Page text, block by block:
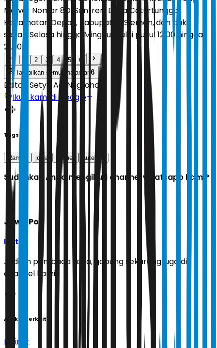
Mawar Nomor 8D, Santren, Desa Caturtunggal,
Kecamatan Depok, Kabupaten Sleman, dan buka
setiap Selasa hingga Minggu mulai pukul 12.00 hingga
21.00.
2 3 4 5
6
Tampilkan semua halaman 6
Editor: Setyo Adi Nugroho
Ikuti kami di Google
Tags
Ramen jogja kuliner autentik
Sudahkah Anda mengikuti channel whatsapp kami?
Jawa Pos
Ikuti
Jadilah pembaca setia, gabung sekarang juga di
channel kami!
Artikel Terkait
Kuliner